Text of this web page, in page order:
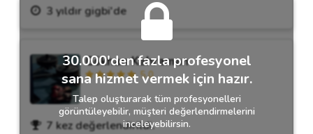
3 yıldır gigbi'de
Gökhan Kahraman
5.0
7 kez değerlendirildi.
30.000'den fazla profesyonel
sana hizmet vermek için hazır.
Talep oluşturarak tüm profesyonelleri
görüntüleyebilir, müşteri değerlendirmelerini
inceleyebilirsin.